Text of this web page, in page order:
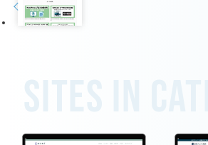
Sites in